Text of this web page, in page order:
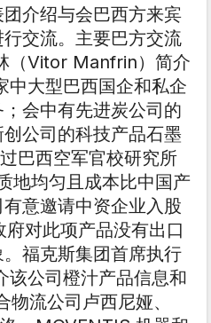
介绍与会巴西方来宾
交流。主要巴方交流
（Vitor Manfrin）简介
中大型巴西国企和私企
会中有先进炭公司的
公司的科技产品石墨
巴西空军官校研究所
地均匀且成本比中国产
意邀请中资企业入股
府对此项产品没有出口
福克斯集团首席执行
该公司橙汁产品信息和
流公司卢西尼娅、